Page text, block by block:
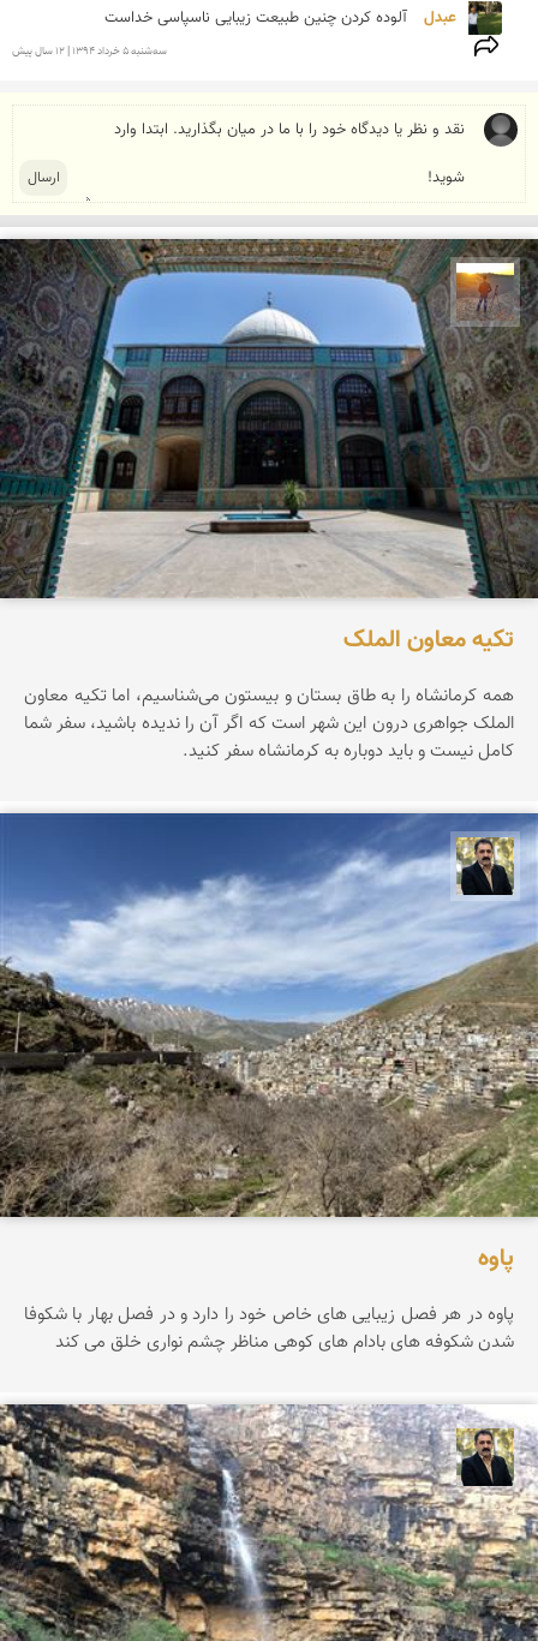
عبدل آلوده کردن چنین طبیعت زیبایی ناسپاسی خداست
سه‌شنبه 5 خرداد 1394 | 12 سال پیش
مهدی مخلصیان
تکیه معاون الملک
همه کرمانشاه را به طاق بستان و بیستون می‌شناسیم، اما تکیه معاون
الملک جواهری درون این شهر است که اگر آن را ندیده باشید، سفر شما
کامل نیست و باید دوباره به کرمانشاه سفر کنید.
عدنان مرادی
پاوه
پاوه در هر فصل زیبایی های خاص خود را دارد و در فصل بهار با شکوفا
شدن شکوفه های بادام های کوهی مناظر چشم نواری خلق می کند
عدنان مرادی